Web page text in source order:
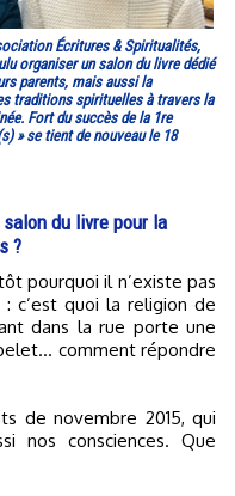
Écritures & Spiritualités,
organiser un salon du livre dédié
parents, mais aussi la
traditions spirituelles à travers la
Fort du succès de la 1re
» se tient de nouveau le 18
du livre pour la
?
pourquoi il n’existe pas
c’est quoi la religion de
dans la rue porte une
comment répondre
de novembre 2015, qui
nos consciences. Que